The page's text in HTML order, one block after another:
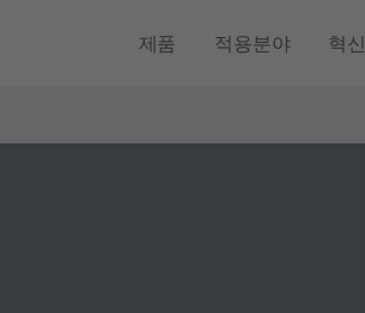
제품 적용분야 혁신